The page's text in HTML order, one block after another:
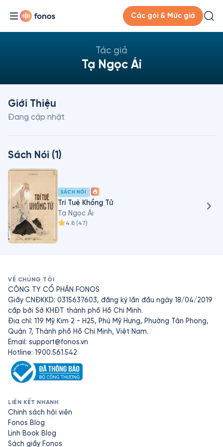
Các gói & Mức giá
Tác giả
Tạ Ngọc Ái
Giới Thiệu
Đang cập nhật
Sách Nói (1)
SÁCH NÓI
Trí Tuệ Khổng Tử
Tạ Ngọc Ái
4.8 (47)
VỀ CHÚNG TÔI
CÔNG TY CỔ PHẦN FONOS
Giấy CNĐKKD: 0315637603, đăng ký lần đầu ngày 18/04/2019
cấp bởi Sở KHĐT thành phố Hồ Chí Minh.
Địa chỉ: 119 Mỹ Kim 2 - H25, Phú Mỹ Hưng, Phường Tân Phong,
Quận 7, Thành phố Hồ Chí Minh, Việt Nam.
Email: support@fonos.vn
Hotline: 1900.561.542
LIÊN KẾT NHANH
Chính sách hội viên
Fonos Blog
Linh Book Blog
Sách giấy Fonos